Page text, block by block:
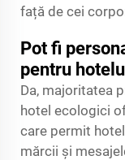
față de cei
Pot fi
pentru
Da, majoritatea
hotel ecologici
care permit
mărcii și